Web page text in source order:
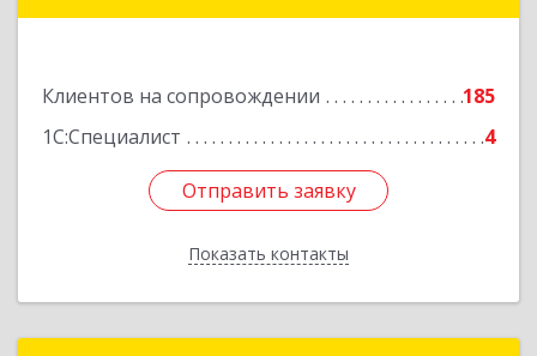
Клиентов на сопровождении
185
1С:Специалист
4
Отправить заявку
Показать контакты
Отправить заявку
Назад